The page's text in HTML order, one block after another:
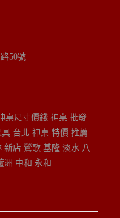
50號
桌尺寸價錢 神桌 批發
台北 神桌 特價 推薦
新店 鶯歌 基隆 淡水 八
洲 中和 永和